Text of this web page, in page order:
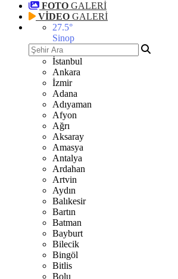
FOTO GALERİ
VİDEO GALERİ
27.5°
Sinop
İstanbul
Ankara
İzmir
Adana
Adıyaman
Afyon
Ağrı
Aksaray
Amasya
Antalya
Ardahan
Artvin
Aydın
Balıkesir
Bartın
Batman
Bayburt
Bilecik
Bingöl
Bitlis
Bolu